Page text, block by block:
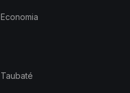
Economia
Taubaté